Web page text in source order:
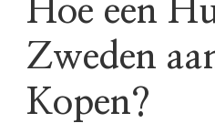
Hoe een
Zweden
Kopen?